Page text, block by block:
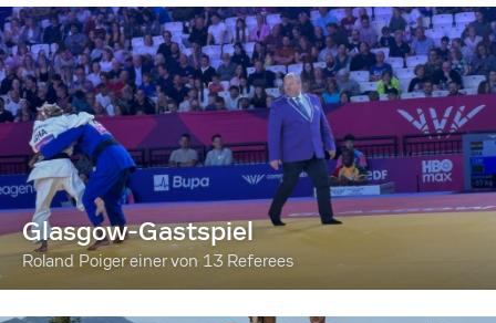
Glasgow-Gastspiel
Roland Poiger einer von 13 Referees